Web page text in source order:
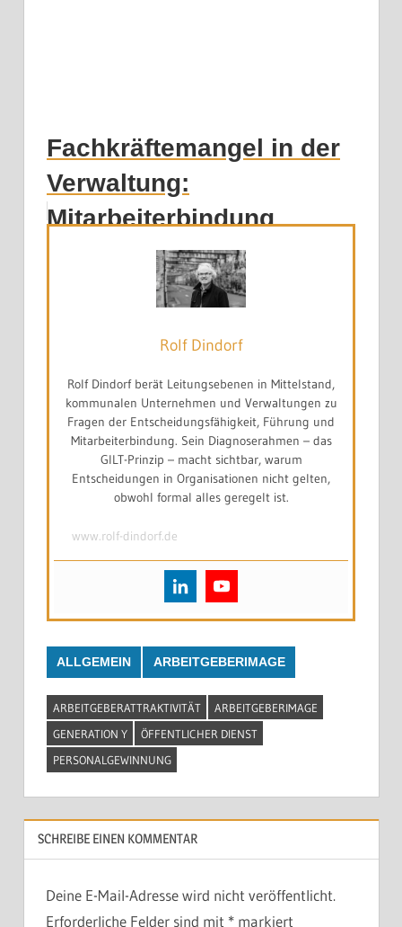
Fachkräftemangel in der
Verwaltung:
Mitarbeiterbindung
Rolf Dindorf
Rolf Dindorf berät Leitungsebenen in Mittelstand,
kommunalen Unternehmen und Verwaltungen zu
Fragen der Entscheidungsfähigkeit, Führung und
Mitarbeiterbindung. Sein Diagnoserahmen – das
GILT-Prinzip – macht sichtbar, warum
Entscheidungen in Organisationen nicht gelten,
obwohl formal alles geregelt ist.
www.rolf-dindorf.de
ALLGEMEIN ARBEITGEBERIMAGE
ARBEITGEBERATTRAKTIVITÄT
ARBEITGEBERIMAGE
GENERATION Y
ÖFFENTLICHER DIENST
PERSONALGEWINNUNG
SCHREIBE EINEN KOMMENTAR
Deine E-Mail-Adresse wird nicht veröffentlicht.
Erforderliche Felder sind mit *markiert